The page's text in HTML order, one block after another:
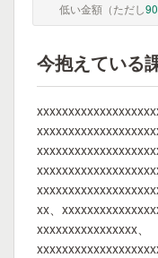
低い金額（ただし
今抱えている
xx、
xxxxxxxxxxxxxxxx、